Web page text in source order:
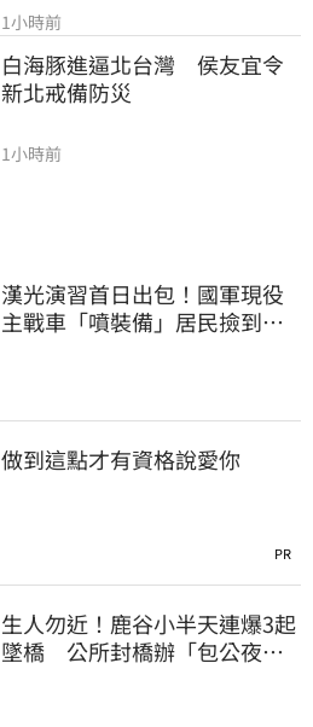
1小時前
白海豚進逼北台灣　侯友宜令
新北戒備防災
1小時前
漢光演習首日出包！國軍現役
主戰車「噴裝備」居民撿到零
做到這點才有資格說愛你
PR
生人勿近！鹿谷小半天連爆3起
墜橋 公所封橋辦「包公夜